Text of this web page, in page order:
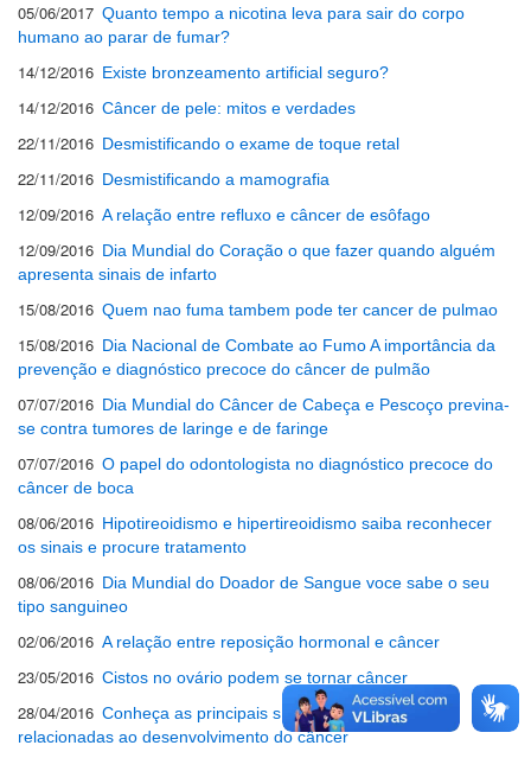
05/06/2017 Quanto tempo a nicotina leva para sair do corpo
humano ao parar de fumar?
14/12/2016 Existe bronzeamento artificial seguro?
14/12/2016 Câncer de pele: mitos e verdades
22/11/2016 Desmistificando o exame de toque retal
22/11/2016 Desmistificando a mamografia
12/09/2016 A relação entre refluxo e câncer de esôfago
12/09/2016 Dia Mundial do Coração o que fazer quando alguém
apresenta sinais de infarto
15/08/2016 Quem nao fuma tambem pode ter cancer de pulmao
15/08/2016 Dia Nacional de Combate ao Fumo A importância da
prevenção e diagnóstico precoce do câncer de pulmão
07/07/2016 Dia Mundial do Câncer de Cabeça e Pescoço previna-
se contra tumores de laringe e de faringe
07/07/2016 O papel do odontologista no diagnóstico precoce do
câncer de boca
08/06/2016 Hipotireoidismo e hipertireoidismo saiba reconhecer
os sinais e procure tratamento
08/06/2016 Dia Mundial do Doador de Sangue voce sabe o seu
tipo sanguineo
02/06/2016 A relação entre reposição hormonal e câncer
23/05/2016 Cistos no ovário podem se tornar câncer
28/04/2016 Conheça as principais síndromes hereditárias
relacionadas ao desenvolvimento do câncer